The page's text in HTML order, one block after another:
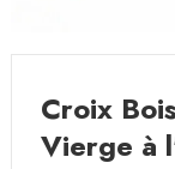
Croix
Vierge à